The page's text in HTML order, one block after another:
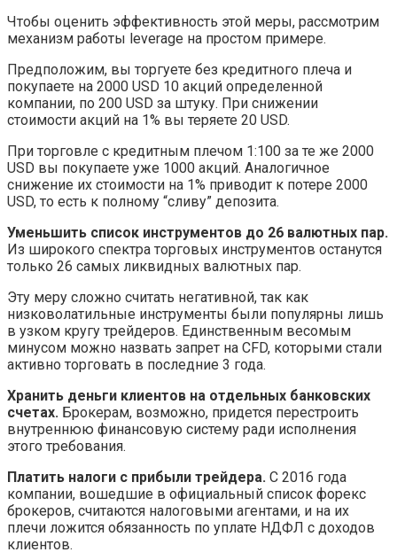
Чтобы оценить эффективность этой меры, рассмотрим
механизм работы leverage на простом примере.
Предположим, вы торгуете без кредитного плеча и
покупаете на 2000 USD 10 акций определенной
компании, по 200 USD за штуку. При снижении
стоимости акций на 1% вы теряете 20 USD.
При торговле с кредитным плечом 1:100 за те же 2000
USD вы покупаете уже 1000 акций. Аналогичное
снижение их стоимости на 1% приводит к потере 2000
USD, то есть к полному “сливу” депозита.
Уменьшить список инструментов до 26 валютных пар.
Из широкого спектра торговых инструментов останутся
только 26 самых ликвидных валютных пар.
Эту меру сложно считать негативной, так как
низковолатильные инструменты были популярны лишь
в узком кругу трейдеров. Единственным весомым
минусом можно назвать запрет на CFD, которыми стали
активно торговать в последние 3 года.
Хранить деньги клиентов на отдельных банковских
счетах. Брокерам, возможно, придется перестроить
внутреннюю финансовую систему ради исполнения
этого требования.
Платить налоги с прибыли трейдера. С 2016 года
компании, вошедшие в официальный список форекс
брокеров, считаются налоговыми агентами, и на их
плечи ложится обязанность по уплате НДФЛ с доходов
клиентов.